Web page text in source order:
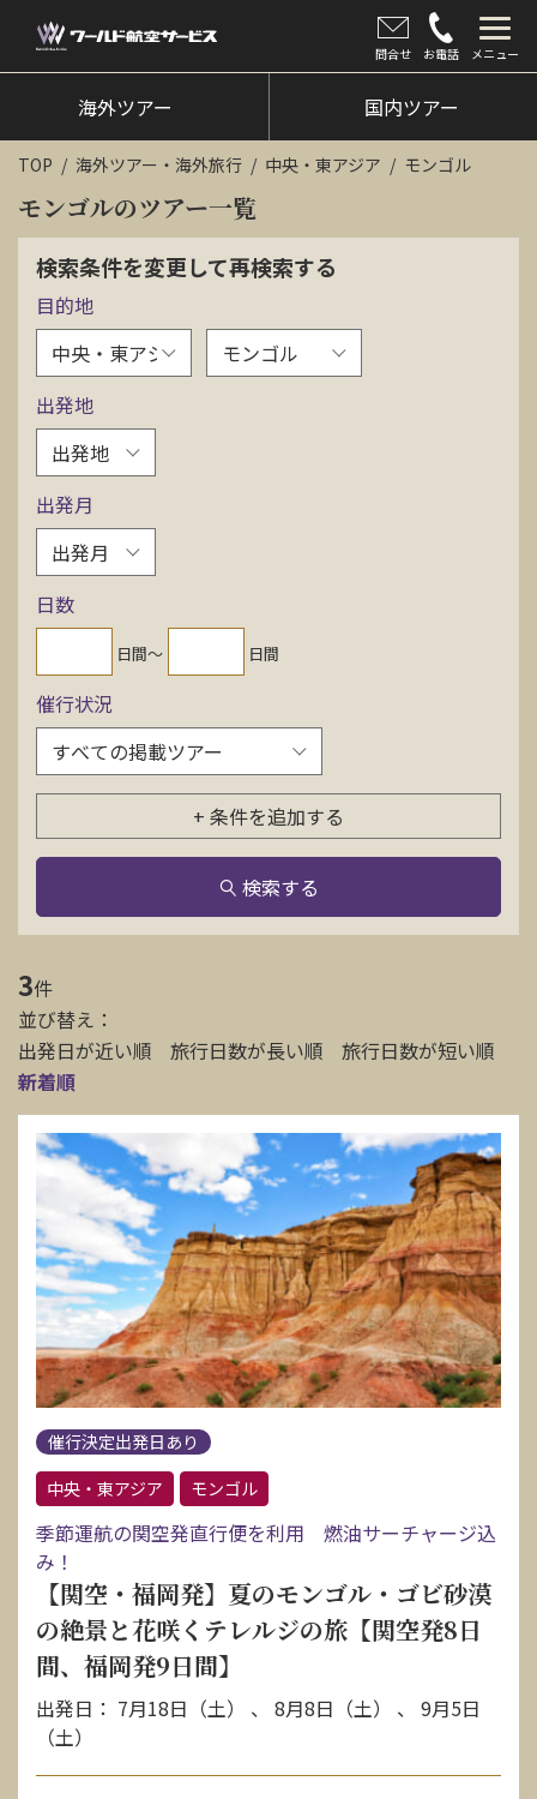
問合せ お電話 メニュー
海外ツアー
国内ツアー
クルーズツアー
ツアー催行状況
旅のひろば
イベント
新着情報
会社情報
資料請求
電話にてお問い合わせ
検索
海外ツアー 国内ツアー
TOP 海外ツアー・海外旅行 中央・東アジア モンゴル
モンゴルのツアー一覧
検索条件を変更して再検索する
目的地
出発地
出発月
日数
日間〜 日間
催行状況
+ 条件を追加する
検索する
3件
並び替え：
出発日が近い順
旅行日数が長い順
旅行日数が短い順
新着順
催行決定出発日あり
中央・東アジア
モンゴル
季節運航の関空発直行便を利用 燃油サーチャージ込
み！
【関空・福岡発】夏のモンゴル・ゴビ砂漠
の絶景と花咲くテレルジの旅【関空発8日
間、福岡発9日間】
出発日： 7月18日（土） 、 8月8日（土） 、 9月5日
（土）